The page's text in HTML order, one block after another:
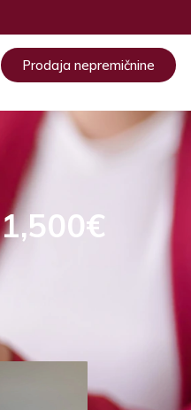
Prodaja nepremičnine
1,500€